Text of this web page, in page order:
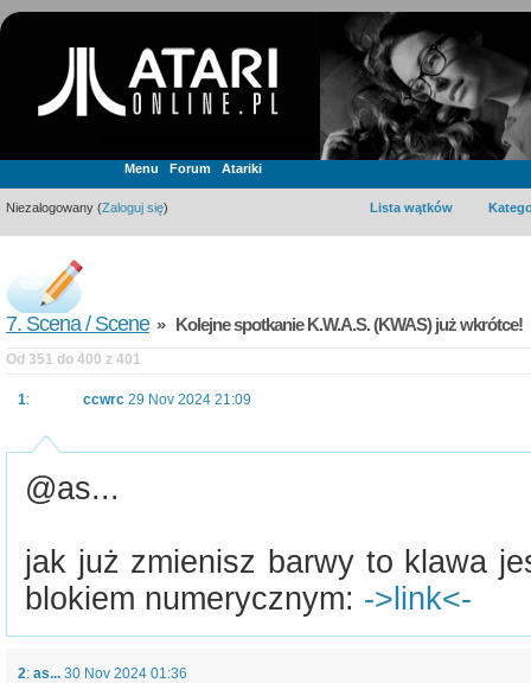
Menu Forum Atariki
Niezalogowany (Zaloguj się) Lista wątków
7. Scena / Scene» Kolejne spotkanie K.W.A.S. (KWAS) już wkrótce!
Od 351 do 400 z 401
1: ccwrc 29 Nov 2024 21:09
@as...
jak już zmienisz barwy to klawa
blokiem numerycznym: ->link<-
2: as... 30 Nov 2024 01:36